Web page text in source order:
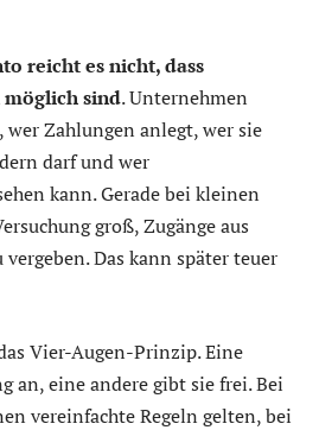
reicht es nicht, dass
sind. Unternehmen
wer Zahlungen anlegt, wer sie
darf und wer
kann. Gerade bei kleinen
groß, Zugänge aus
Das kann später teuer
Vier-Augen-Prinzip. Eine
an, eine andere gibt sie frei. Bei
vereinfachte Regeln gelten, bei